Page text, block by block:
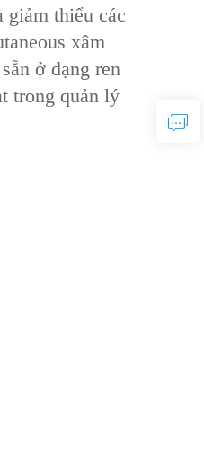
giảm thiểu các
xâm
ở dạng ren
trong quản lý